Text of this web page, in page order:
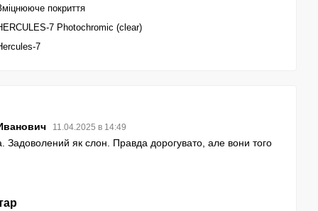
покриття
7 Photochromic (clear)
7
11.04.2025 в 14:49
Задоволений як слон. Правда дорогувато, але вони того